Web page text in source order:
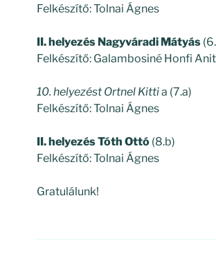
Felkészítő: Tolnai Ágnes
II. helyezés Nagyváradi Mátyás
Felkészítő: Galambosiné Honfi
10. helyezést Ortnel Kittia (7.a)
Felkészítő: Tolnai Ágnes
II. helyezés Tóth Ottó (8.b)
Felkészítő: Tolnai Ágnes
Gratulálunk!